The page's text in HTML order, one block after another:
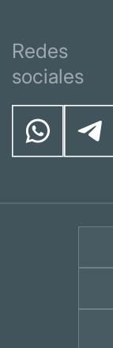
Redes
sociales